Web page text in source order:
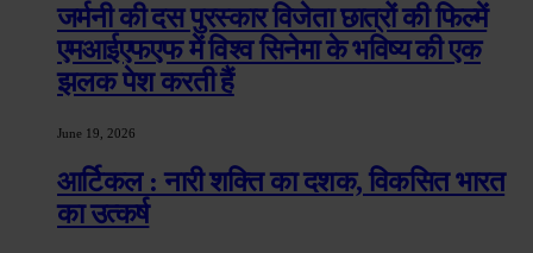
जर्मनी की दस पुरस्कार विजेता छात्रों की फिल्में
एमआईएफएफ में विश्व सिनेमा के भविष्य की एक
झलक पेश करती हैं
June 19, 2026
आर्टिकल : नारी शक्ति का दशक, विकसित भारत
का उत्कर्ष